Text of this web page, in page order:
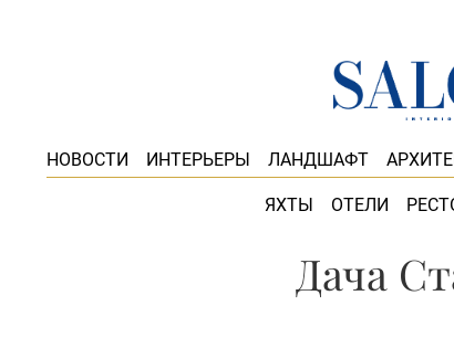
НОВОСТИ ИНТЕРЬЕРЫ ЛАНДШАФТ
ЯХТЫ ОТЕЛИ
Дача